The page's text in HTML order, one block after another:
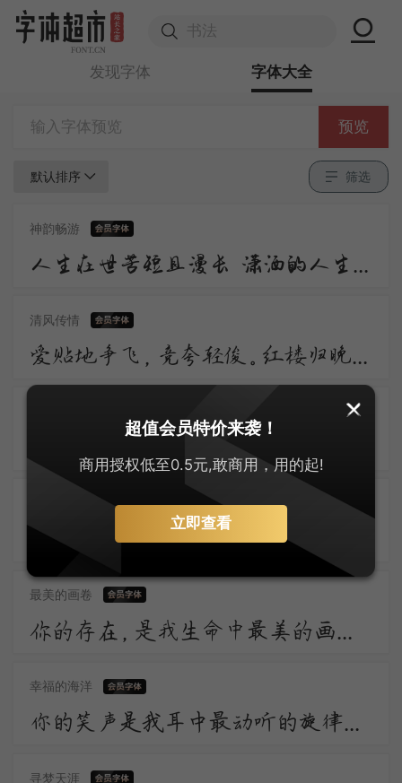
发现字体 字体大全
预览
默认排序 筛选
神韵畅游
人生在世苦短且漫长 潇洒的人生谁不倾情羡慕 潇洒 是一道醉人的风景 宛若美丽的音符自然流动 是人生内在气质的飘逸
清风传情
爱贴地争飞，竞夸轻俊。红楼归晚，看足柳昏花暝。应自栖香正稳。便忘了、天涯芳信。愁损翠黛双蛾，日日画阑独凭。
最美的画卷
你的存在，是我生命中最美的画卷，我愿用一生去欣赏。
幸福的海洋
你的笑声是我耳中最动听的旋律，让我陶醉在幸福的海洋。
寻梦天涯
超值会员特价来袭！
商用授权低至0.5元,敢商用，用的起!
立即查看